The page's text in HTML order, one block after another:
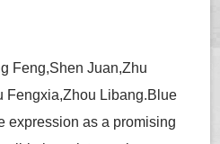
Feng,Shen Juan,Zhu
Fengxia,Zhou Libang.Blue
expression as a promising